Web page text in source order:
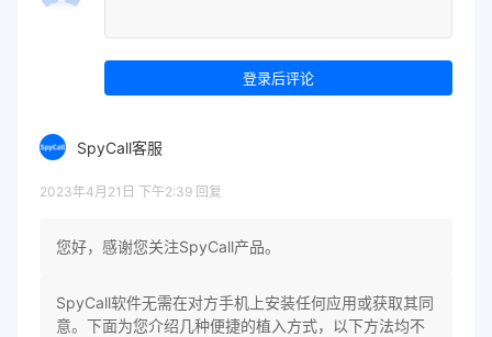
登录后评论
SpyCall客服
2023年4月21日 下午2:39 回复
您好，感谢您关注SpyCall产品。
SpyCall软件无需在对方手机上安装任何应用或获取其同
意。下面为您介绍几种便捷的植入方式，以下方法均不